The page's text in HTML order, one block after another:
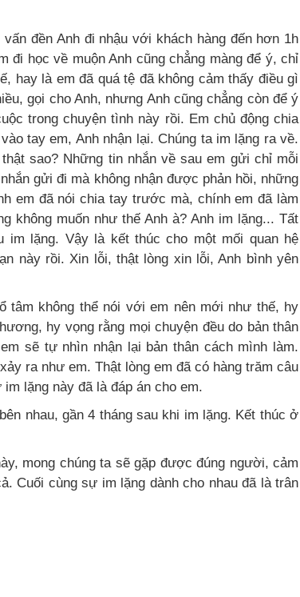
đền Anh đi nhậu với khách hàng đến hơn 1h
đi học về muộn Anh cũng chẳng màng để ý, chỉ
hay là em đã quá tệ đã không cảm thấy điều gì
, gọi cho Anh, nhưng Anh cũng chẳng còn để ý
trong chuyện tình này rồi. Em chủ động chia
tay em, Anh nhận lại. Chúng ta im lặng ra về.
sao? Những tin nhắn về sau em gửi chỉ mỗi
gửi đi mà không nhận được phản hồi, những
em đã nói chia tay trước mà, chính em đã làm
không muốn như thế Anh à? Anh im lặng... Tất
im lặng. Vậy là kết thúc cho một mối quan hệ
này rồi. Xin lỗi, thật lòng xin lỗi, Anh bình yên
tâm không thể nói với em nên mới như thế, hy
hy vọng rằng mọi chuyện đều do bản thân
sẽ tự nhìn nhận lại bản thân cách mình làm.
ra như em. Thật lòng em đã có hàng trăm câu
lặng này đã là đáp án cho em.
nhau, gần 4 tháng sau khi im lặng. Kết thúc ở
mong chúng ta sẽ gặp được đúng người, cảm
Cuối cùng sự im lặng dành cho nhau đã là trân